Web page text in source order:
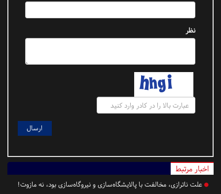
نظر
اخبار مرتبط
علت ناترازی، مخالفت با پالایشگاه‌سازی و نیروگاه‌سازی بود، نه مازوت!